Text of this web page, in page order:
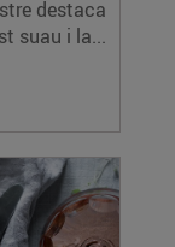
destaca
suau i la...